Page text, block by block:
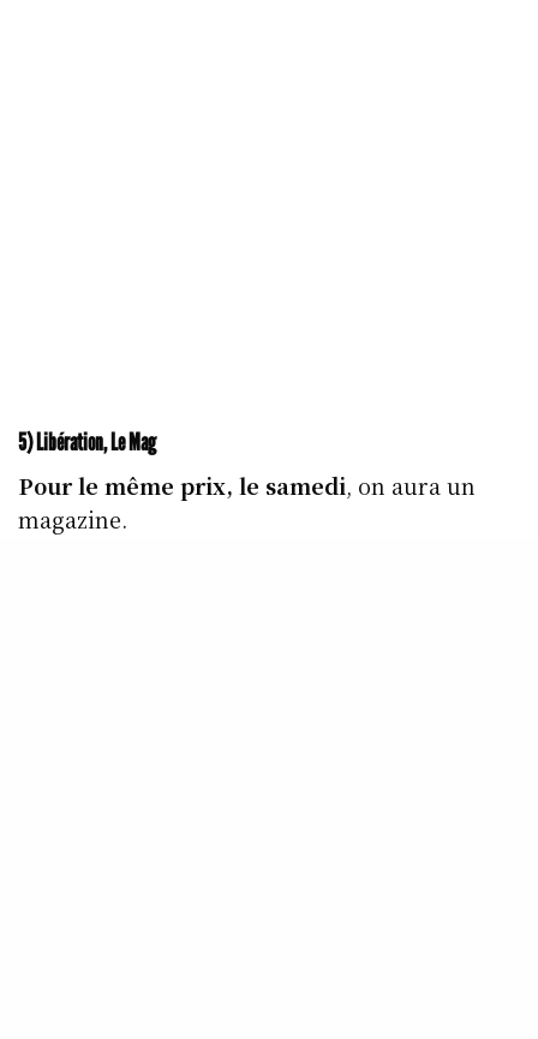
5) Libération, Le Mag
Pour le même prix, le samedi, on aura un
magazine.